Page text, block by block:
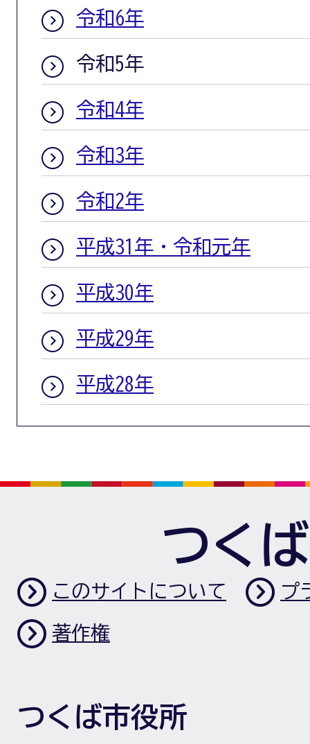
令和6年
令和5年
令和4年
令和3年
令和2年
平成31年・令和元年
平成30年
平成29年
平成28年
つく
このサイトについて プ
著作権
つくば市役所